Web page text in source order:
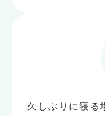
久しぶりに寝る